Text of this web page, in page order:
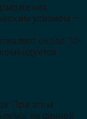
усилием —
около 10-
При этом
на ранней